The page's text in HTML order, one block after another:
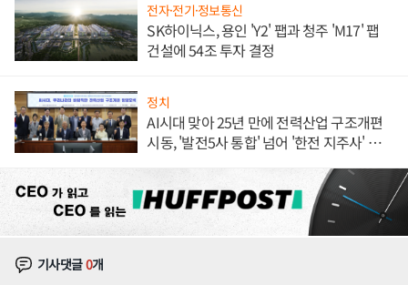
전자·전기·정보통신
SK하이닉스, 용인 'Y2' 팹과 청주 'M17' 팹
건설에 54조 투자 결정
정치
AI시대 맞아 25년 만에 전력산업 구조개편
시동, '발전5사 통합' 넘어 '한전 지주사' 재편
기사댓글0개